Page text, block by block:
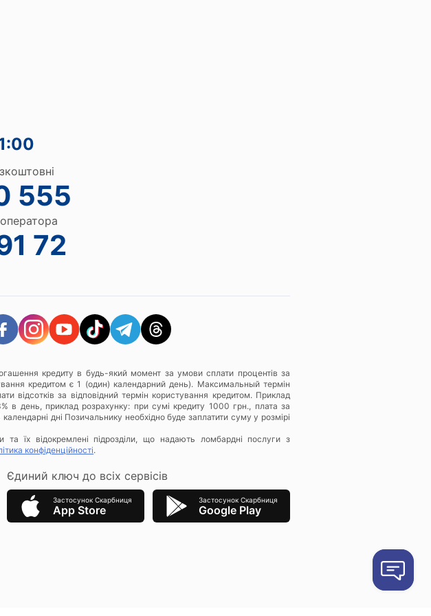
555
72
кредиту в будь-який момент за умови сплати процентів за
кредитом є 1 (один) календарний день). Максимальный термін
за відповідний термін користування кредитом. Приклад
в день, приклад розрахунку: при сумі кредиту 1000 грн., плата за
дні Позичальнику необхідно буде заплатити суму у розмірі
їх відокремлені підрозділи, що надають ломбардні послуги з
конфіденційності.
Єдиний ключ до всіх сервісів
Застосунок Скарбниця
App Store
Застосунок Скарбниця
Google Play